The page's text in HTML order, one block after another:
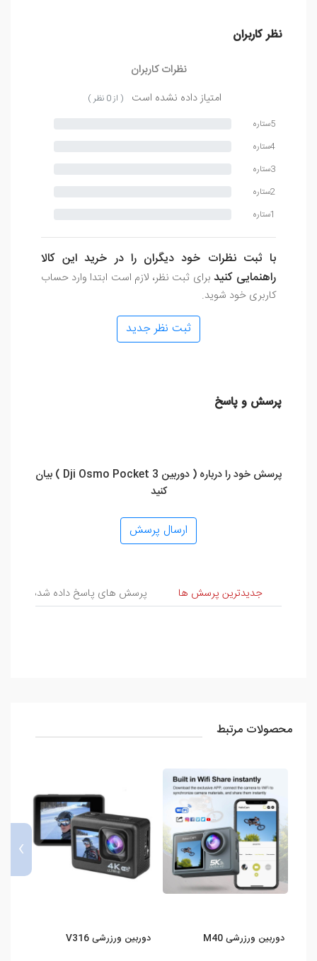
نظر کاربران
نظرات کاربران
امتیاز داده نشده است
( از 0 نظر )
5ستاره
4ستاره
3ستاره
2ستاره
1ستاره
با ثبت نظرات خود دیگران را در خرید این کالا
راهنمایی کنید برای ثبت نظر، لازم است ابتدا وارد حساب
کاربری خود شوید.
ثبت نظر جدید
پرسش و پاسخ
پرسش خود را درباره ( دوربین Dji Osmo Pocket 3 ) بیان
کنید
ارسال پرسش
پرسش و پاسخ
جدیدترین پرسش ها پرسش های پاسخ داده شده
محصولات مرتبط
دوربین ورزرشی M40 دوربین ورزرشی V316
›